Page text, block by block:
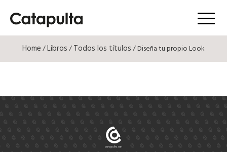
Menú
Home/Libros/Todos los títulos/ Diseña tu propio Look